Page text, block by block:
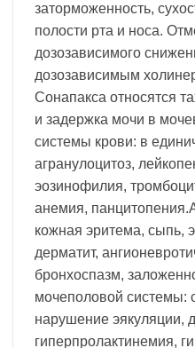
заторможенность,
полости рта и носа.
дозозависимого
дозозависимым
Сонапакса относятся
и задержка мочи в
системы крови: в
агранулоцитоз,
эозинофилия,
анемия,
кожная эритема, сыпь,
дерматит,
бронхоспазм,
мочеполовой системы:
нарушение эякуляции,
гиперпролактинемия,